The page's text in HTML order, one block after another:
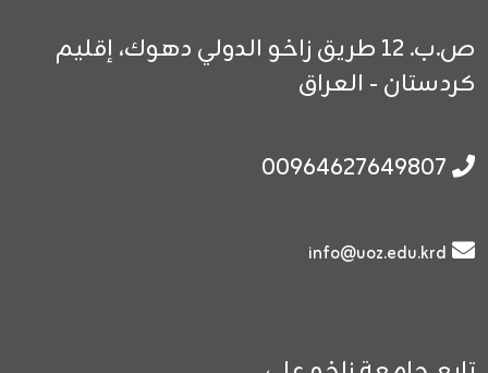
ص.ب. 12 طريق زاخو الدولي دهوك، إقليم
كردستان - العراق
00964627649807
info@uoz.edu.krd